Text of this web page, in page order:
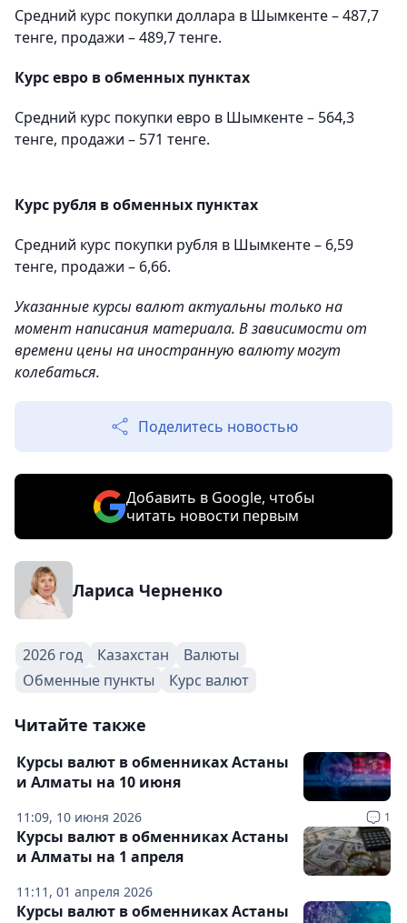
Средний курс покупки доллара в Шымкенте – 487,7
тенге, продажи – 489,7 тенге.
Курс евро в обменных пунктах
Средний курс покупки евро в Шымкенте – 564,3
тенге, продажи – 571 тенге.
Курс рубля в обменных пунктах
Средний курс покупки рубля в Шымкенте – 6,59
тенге, продажи – 6,66.
Указанные курсы валют актуальны только на
момент написания материала. В зависимости от
времени цены на иностранную валюту могут
колебаться.
Поделитесь новостью
Добавить в Google, чтобы
читать новости первым
Лариса Черненко
2026 год Казахстан
Валюты
Обменные пункты
Курс валют
Читайте также
11:09, 10 июня 2026 1
Курсы валют в обменниках Астаны
и Алматы на 10 июня
11:11, 01 апреля 2026
Курсы валют в обменниках Астаны
и Алматы на 1 апреля
Курсы валют в обменниках Астаны